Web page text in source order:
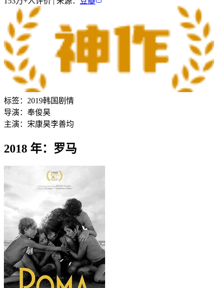
标签： 2019韩国 剧情
导演： 奉俊昊
主演： 宋康昊李善均
2018 年：罗马